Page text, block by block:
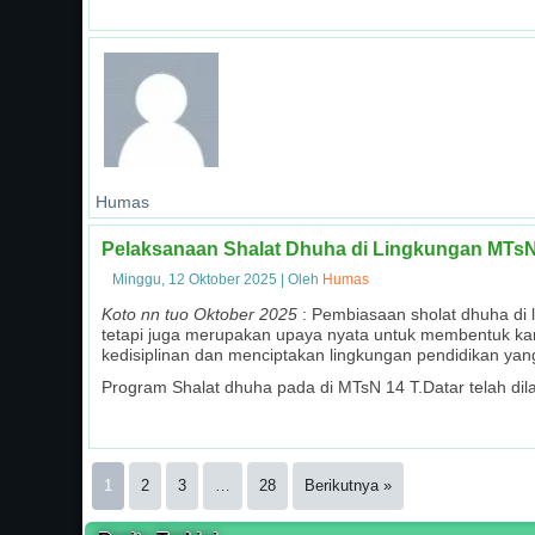
Humas
Pelaksanaan Shalat Dhuha di Lingkungan
Minggu, 12 Oktober 2025 Oleh Humas
Koto nn tuo Oktober 2025: Pembiasaan sholat dhuha di
tetapi juga merupakan upaya nyata untuk membentuk
kedisiplinan dan menciptakan lingkungan pendidikan
Program Shalat dhuha pada di MTsN 14 T.Datar telah
1 2 3 … 28 Berikutnya »